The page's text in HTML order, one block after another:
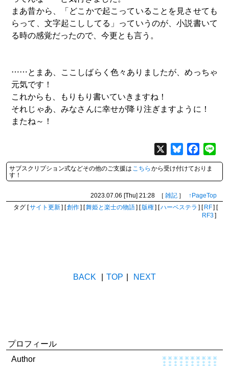
まあ昔から、「どこかで起こっていることを見させても
らって、文字起こししてる」っていうのが、小説書いて
る時の感覚だったので、今更とも言う。
……とまあ、ここしばらく色々ありましたが、めっちゃ
元気です！
これからも、もりもり書いていきますね！
それじゃあ、みなさんに幸せが降り注ぎますように！
またね～！
X Bluesky
サブスクリプション式などその他のご支援は こちら から受け付けておりま
す！
2023.07.06 [Thu] 21:28 ［ 雑記 ］
↑PageTop
タグ [サイト更新] [創作] [舞姫と楽士の物語] [版権] [ハーベステラ ] [ RF] [
RF3]
BACK TOP NEXT
プロフィール
Author